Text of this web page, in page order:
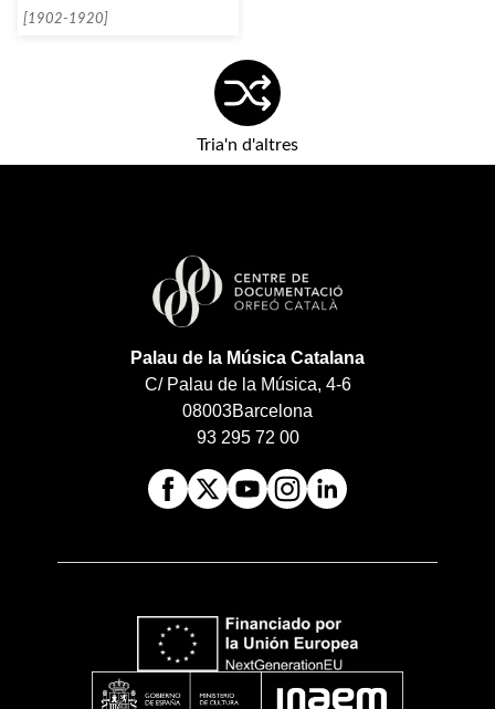
[1902-1920]
Tria'n d'altres
Palau de la Música Catalana
C/ Palau de la Música, 4-6
08003Barcelona
93 295 72 00